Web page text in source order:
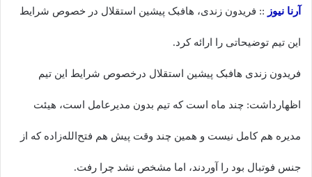
آرنا نیوز :: فریدون زندی، هافبک پیشین استقلال در خصوص شرایط
این تیم توضیحاتی را ارائه کرد.
فریدون زندی هافبک پیشین استقلال درخصوص شرایط این تیم
اظهارداشت: چند ماه است که تیم بدون مدیرعامل است، هیئت
مدیره هم کامل نیست و همین چند وقت پیش هم فتح‌الله‌زاده که از
جنس فوتبال بود را آوردند، اما مشخص نشد چرا رفت.